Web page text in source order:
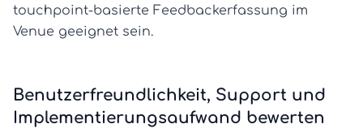
touchpoint-basierte Feedbackerfassung im
Venue geeignet sein.
Benutzerfreundlichkeit, Support und
Implementierungsaufwand bewerten